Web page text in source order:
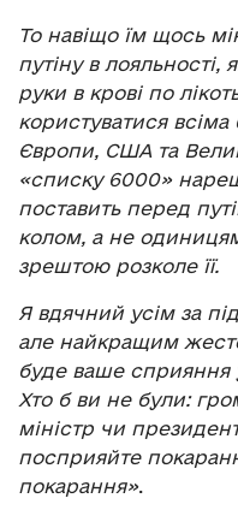
То навіщо їм щось
путіну в лояльності,
руки в крові по
користуватися
Європи, США та
«списку 6000»
поставить перед
колом, а не
зрештою розколе її.
Я вдячний усім за
але найкращим
буде ваше сприяння
Хто б ви не були:
міністр чи
посприяйте
покарання».